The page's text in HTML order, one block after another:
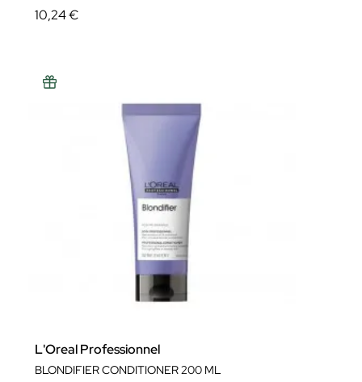
10,24 €
L'Oreal Professionnel
BLONDIFIER CONDITIONER 200 ML